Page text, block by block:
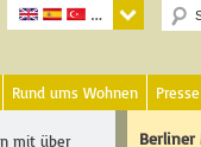
Rund ums Wohnen Presse
mit über
Berliner